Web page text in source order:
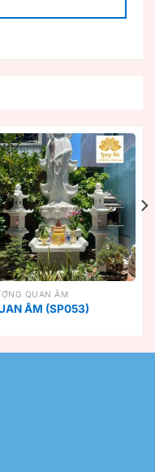
QUAN ÂM
ÂM (SP053)